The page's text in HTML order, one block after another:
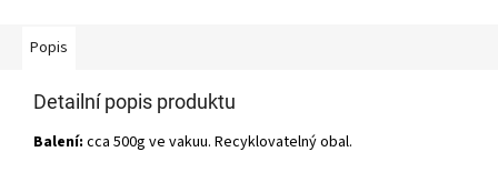
Popis
Detailní popis produktu
Balení: cca 500g ve vakuu. Recyklovatelný obal.